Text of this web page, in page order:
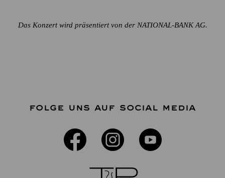
Das Konzert wird präsentiert von der NATIONAL-BANK AG.
FOLGE UNS AUF SOCIAL MEDIA